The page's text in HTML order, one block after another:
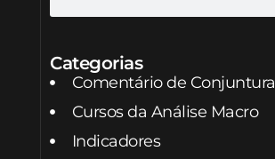
Categorias
Comentário de Conjuntura
Cursos da Análise Macro
Indicadores